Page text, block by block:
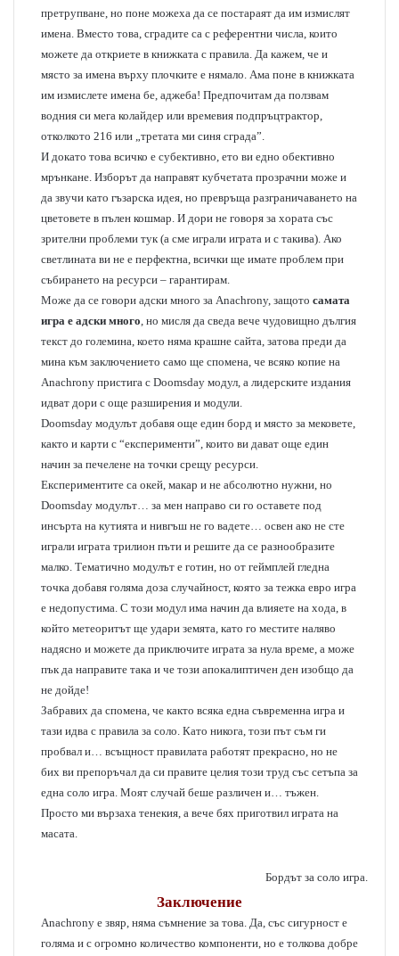
претрупване, но поне можеха да се постараят да им измислят
имена. Вместо това, сградите са с референтни числа, които
можете да откриете в книжката с правила. Да кажем, че и
място за имена върху плочките е нямало. Ама поне в книжката
им измислете имена бе, аджеба! Предпочитам да ползвам
водния си мега колайдер или времевия подпръцтрактор,
отколкото 216 или „третата ми синя сграда”.
И докато това всичко е субективно, ето ви едно обективно
мрънкане. Изборът да направят кубчетата прозрачни може и
да звучи като гъзарска идея, но превръща разграничаването на
цветовете в пълен кошмар. И дори не говоря за хората със
зрителни проблеми тук (а сме играли играта и с такива). Ако
светлината ви не е перфектна, всички ще имате проблем при
събирането на ресурси – гарантирам.
Може да се говори адски много за Anachrony, защото самата
игра е адски много, но мисля да сведа вече чудовищно дългия
текст до големина, което няма крашне сайта, затова преди да
мина към заключението само ще спомена, че всяко копие на
Anachrony пристига с Doomsday модул, а лидерските издания
идват дори с още разширения и модули.
Doomsday модулът добавя още един борд и място за мековете,
както и карти с “експерименти”, които ви дават още един
начин за печелене на точки срещу ресурси.
Експериментите са окей, макар и не абсолютно нужни, но
Doomsday модулът… за мен направо си го оставете под
инсърта на кутията и нивгъш не го вадете… освен ако не сте
играли играта трилион пъти и решите да се разнообразите
малко. Тематично модулът е готин, но от геймплей гледна
точка добавя голяма доза случайност, която за тежка евро игра
е недопустима. С този модул има начин да влияете на ходa, в
който метеоритът ще удари земята, като го местите наляво
надясно и можете да приключите играта за нула време, а може
пък да направите така и че този апокалиптичен ден изобщо да
не дойде!
Забравих да спомена, че както всяка една съвременна игра и
тази идва с правила за соло. Като никога, този път съм ги
пробвал и… всъщност правилата работят прекрасно, но не
бих ви препоръчал да си правите целия този труд със сетъпа за
една соло игра. Моят случай беше различен и… тъжен.
Просто ми вързаха тенекия, а вече бях приготвил играта на
масата.
Бордът за соло игра.
Заключение
Anachrony е звяр, няма съмнение за това. Да, със сигурност е
голяма и с огромно количество компоненти, но е толкова добре